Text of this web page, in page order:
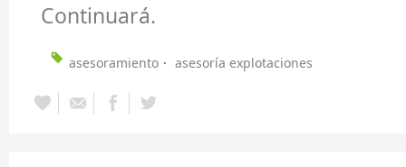
Continuará.
asesoramiento asesoría explotaciones